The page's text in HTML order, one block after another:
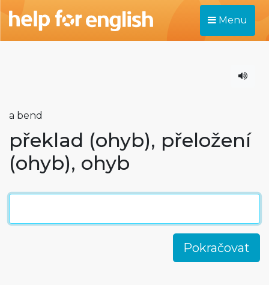
Menu
a bend
překlad (ohyb), přeložení
(ohyb), ohyb